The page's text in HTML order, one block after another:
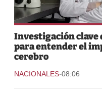
Investigación clave
para entender el
cerebro
NACIONALES-08:06